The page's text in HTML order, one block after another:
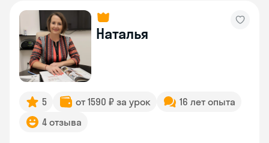
Наталья
5 от 1590 ₽ за урок
16 лет опыта
4 отзыва